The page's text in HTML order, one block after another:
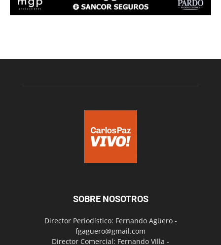
SOBRE NOSOTROS
Director Periodístico: Fernando Agüero -
fgaguero@gmail.com
Director Comercial: Fernando Villa -